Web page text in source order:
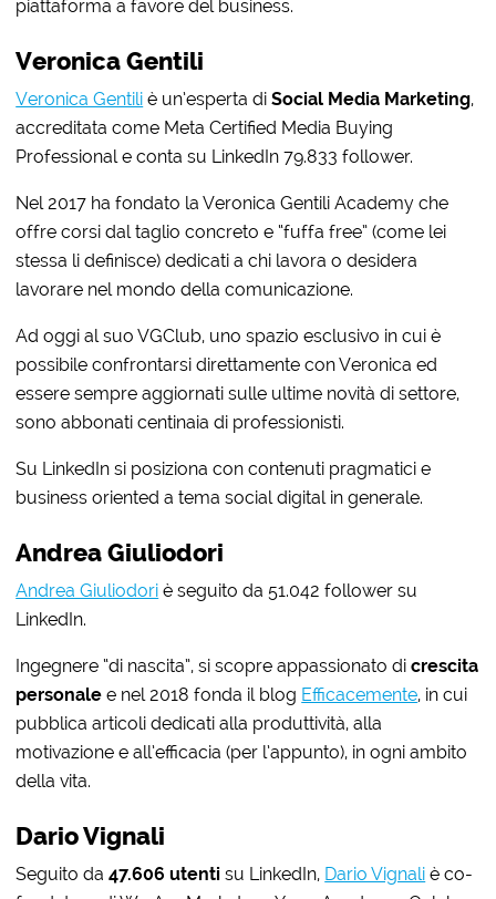
piattaforma a favore del business.
Veronica Gentili
Veronica Gentili è un’esperta di Social Media Marketing,
accreditata come Meta Certified Media Buying
Professionale conta su LinkedIn79.833 follower.
Nel 2017 ha fondato la Veronica Gentili Academy che
offre corsi dal taglio concreto e “fuffa free” (come lei
stessa li definisce) dedicati a chi lavora o desidera
lavorare nel mondo della comunicazione.
Ad oggi al suo VGClub, uno spazio esclusivo in cui è
possibile confrontarsi direttamente con Veronica ed
essere sempre aggiornati sulle ultime novità di settore,
sono abbonati centinaia di professionisti.
Su LinkedIn si posiziona con contenuti pragmatici e
business oriented a tema social digital in generale.
Andrea Giuliodori
Andrea Giuliodori è seguito da 51.042 follower su
LinkedIn.
Ingegnere “di nascita”, si scopre appassionato dicrescita
personalee nel 2018 fonda il blog Efficacemente, in cui
pubblica articoli dedicati alla produttività, alla
motivazione e all’efficacia (per l’appunto), in ogni ambito
della vita.
Dario Vignali
Seguito da47.606 utentisu LinkedIn, Dario Vignali è co-